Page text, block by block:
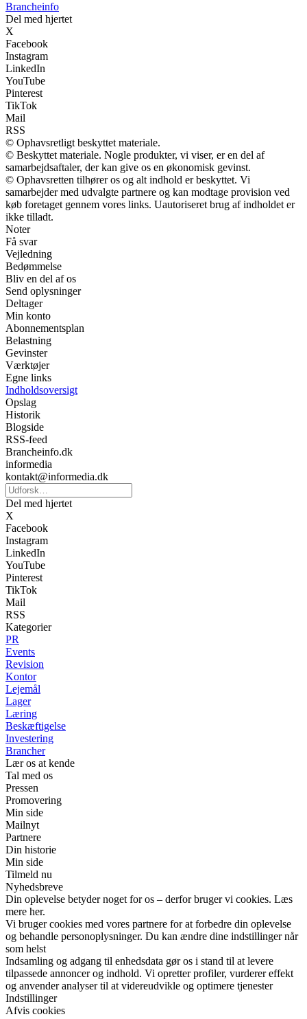
Brancheinfo
Del med hjertet
X
Facebook
Instagram
LinkedIn
YouTube
Pinterest
TikTok
Mail
RSS
© Ophavsretligt beskyttet materiale.
© Beskyttet materiale. Nogle produkter, vi viser, er en del af
samarbejdsaftaler, der kan give os en økonomisk gevinst.
© Ophavsretten tilhører os og alt indhold er beskyttet. Vi
samarbejder med udvalgte partnere og kan modtage provision ved
køb foretaget gennem vores links. Uautoriseret brug af indholdet er
ikke tilladt.
Noter
Få svar
Vejledning
Bedømmelse
Bliv en del af os
Send oplysninger
Deltager
Min konto
Abonnementsplan
Belastning
Gevinster
Værktøjer
Egne links
Indholdsoversigt
Opslag
Historik
Blogside
RSS-feed
Brancheinfo.dk
informedia
kontakt@informedia.dk
Del med hjertet
X
Facebook
Instagram
LinkedIn
YouTube
Pinterest
TikTok
Mail
RSS
Kategorier
PR
Events
Revision
Kontor
Lejemål
Lager
Læring
Beskæftigelse
Investering
Brancher
Lær os at kende
Tal med os
Pressen
Promovering
Min side
Mailnyt
Partnere
Din historie
Min side
Tilmeld nu
Nyhedsbreve
Din oplevelse betyder noget for os – derfor bruger vi cookies. Læs
mere her.
Vi bruger cookies med vores partnere for at forbedre din oplevelse
og behandle personoplysninger. Du kan ændre dine indstillinger når
som helst
Indsamling og adgang til enhedsdata gør os i stand til at levere
tilpassede annoncer og indhold. Vi opretter profiler, vurderer effekt
og anvender analyser til at videreudvikle og optimere tjenester
Indstillinger
Afvis cookies